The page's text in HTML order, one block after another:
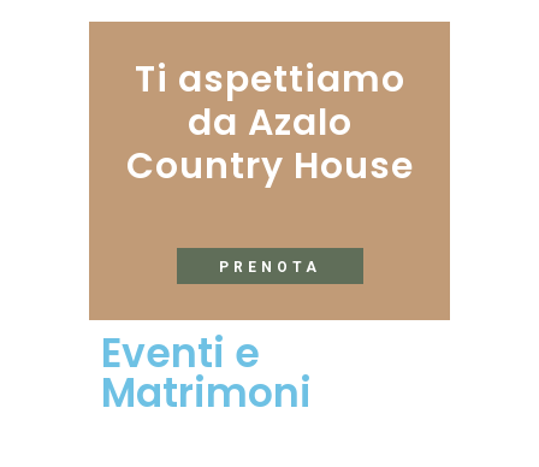
Ti aspettiamo
da Azalo
Country House
PRENOTA
Eventi e
Matrimoni